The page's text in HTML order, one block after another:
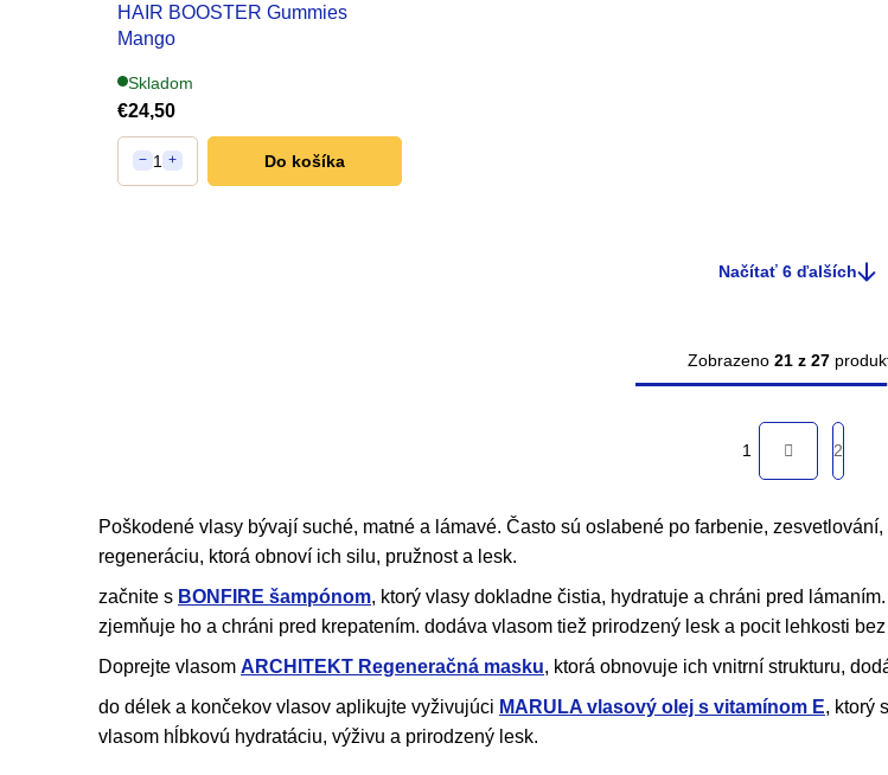
HAIR BOOSTER Gummies
Mango
Skladom
€24,50
− 1 + Do košíka
O
á
a
i
e
p
r
Načítať 6 ďalších
á
o
v
a
i
1 2
Zobrazeno 21 z 27
Poškodené vlasy bývají suché, matné a lámavé. Často sú oslabené po farbenie,
regeneráciu, ktorá obnoví ich silu, pružnost a lesk.
začnite s BONFIRE šampónom, ktorý vlasy dokladne čistia, hydratuje a chráni pred
zjemňuje ho a chráni pred krepatením. dodáva vlasom tiež prirodzený lesk a pocit lehkosti
Doprejte vlasom ARCHITEKT Regeneračná masku, ktorá obnovuje ich vnitrní strukturu,
do délek a končekov vlasov aplikujte vyživujúci MARULA vlasový olej s vitamínom E, ktorý
vlasom hĺbkovú hydratáciu, výživu a prirodzený lesk.